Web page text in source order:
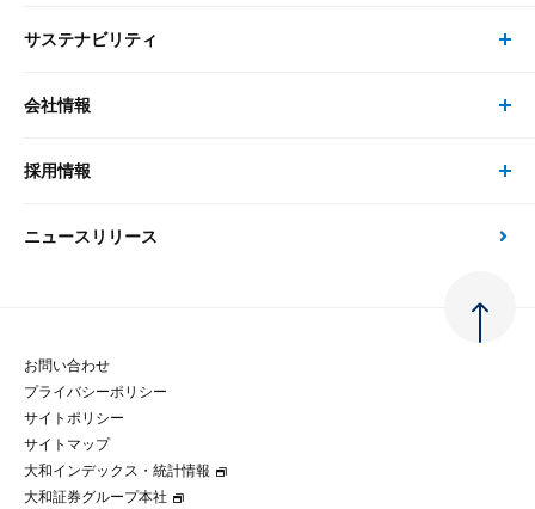
大和総研の強み
先端テクノロジーに基づく新たな価値の創出
政策分析
金融経済教育等
書籍
セミナー トップ
現在受付中のセミナー・イベント
サステナビリティ
サステナビリティの取り組み
次世代社会への貢献
マルチステークホルダー方針
パートナーシップ構築宣言
会社情報
会社情報 トップ
会社概要・役員一覧
大和総研の歩み
グループ会社
採用情報
採用情報 トップ
経験者採用
ニュースリリース
お問い合わせ
プライバシーポリシー
サイトポリシー
サイトマップ
大和インデックス・統計情報
大和証券グループ本社